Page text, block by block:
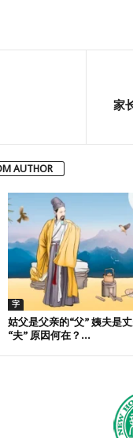
家
AUTHOR
字
姑父是父亲的“父” 姨夫是
“夫” 原因何在？...